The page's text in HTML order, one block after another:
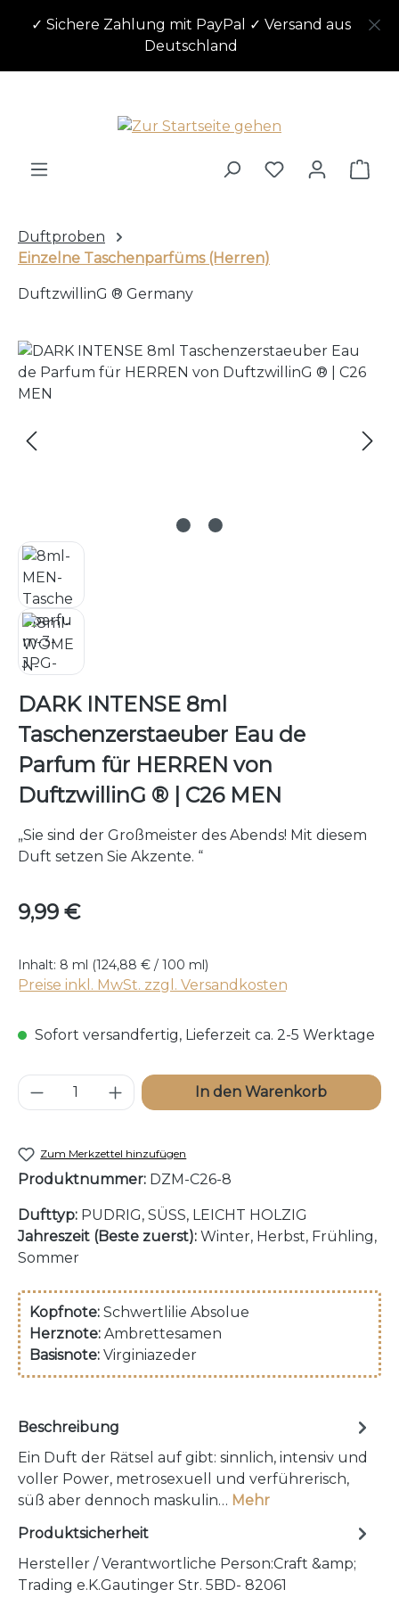
Zum Hauptinhalt springen
✓ Sichere Zahlung mit PayPal ✓ Versand aus
Deutschland
Duftproben
Einzelne Taschenparfüms (Herren)
DuftzwillinG ® Germany
Bildergalerie überspringen
DARK INTENSE 8ml
Taschenzerstaeuber Eau de
Parfum für HERREN von
DuftzwillinG ® | C26 MEN
„Sie sind der Großmeister des Abends! Mit diesem
Duft setzen Sie Akzente. “
Regulärer Preis:
9,99 €
Inhalt: 8 ml (124,88 € / 100 ml)
Preise inkl. MwSt. zzgl. Versandkosten
Sofort versandfertig, Lieferzeit ca. 2-5 Werktage
Produkt Anzahl: Gib denIn den Warenkorb
Zum Merkzettel hinzufügen
Produktnummer: DZM-C26-8
Dufttyp: PUDRIG, SÜSS, LEICHT HOLZIG
Jahreszeit (Beste zuerst): Winter, Herbst, Frühling,
Sommer
Kopfnote: Schwertlilie Absolue
Herznote: Ambrettesamen
Basisnote: Virginiazeder
Beschreibung
Ein Duft der Rätsel auf gibt: sinnlich, intensiv und
voller Power, metrosexuell und verführerisch,
süß aber dennoch maskulin… Mehr
Produktsicherheit
Hersteller / Verantwortliche Person:Craft &amp;
Trading e.K.Gautinger Str. 5BD- 82061